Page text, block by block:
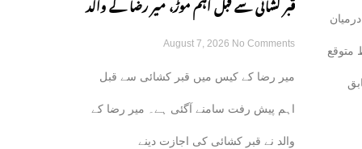
متوقع
قبر کشائی سے قبل اہم موڑ، میر رضا کے والد
نے اجازت دینے سے انکار کر دیا
August 7, 2026 No Comments
میر رضا کے کیس میں قبر کشائی سے قبل
اہم پیش رفت سامنے آگئی ہے۔ میر رضا کے
والد نے قبر کشائی کی اجازت دینے